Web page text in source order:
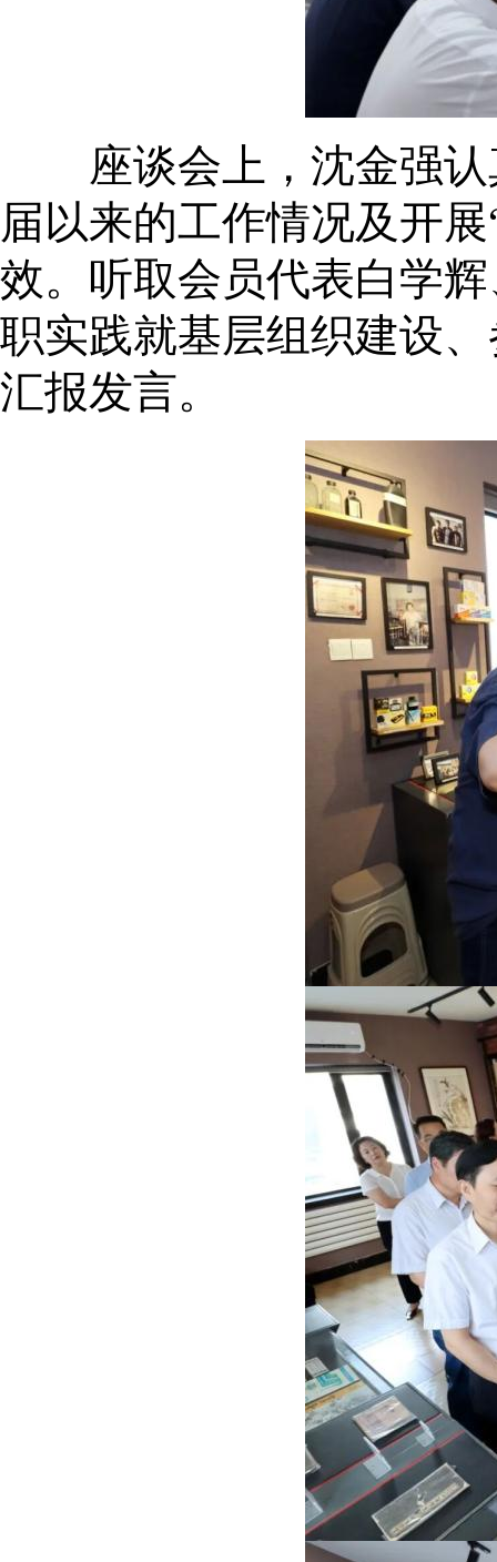
座谈会上，沈金强认
届以来的工作情况及开
效。听取会员代表白学
职实践就基层组织建设
汇报发言。